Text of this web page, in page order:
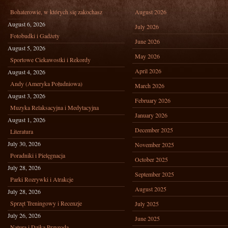
Bohaterowie, w których się zakochasz
August 6, 2026
Fotobudki i Gadżety
August 5, 2026
Sportowe Ciekawostki i Rekordy
August 4, 2026
Andy (Ameryka Południowa)
August 3, 2026
Muzyka Relaksacyjna i Medytacyjna
August 1, 2026
Literatura
July 30, 2026
Poradniki i Pielęgnacja
July 28, 2026
Parki Rozrywki i Atrakcje
July 28, 2026
Sprzęt Treningowy i Recenzje
July 26, 2026
August 2026
July 2026
June 2026
May 2026
April 2026
March 2026
February 2026
January 2026
December 2025
November 2025
October 2025
September 2025
August 2025
July 2025
June 2025